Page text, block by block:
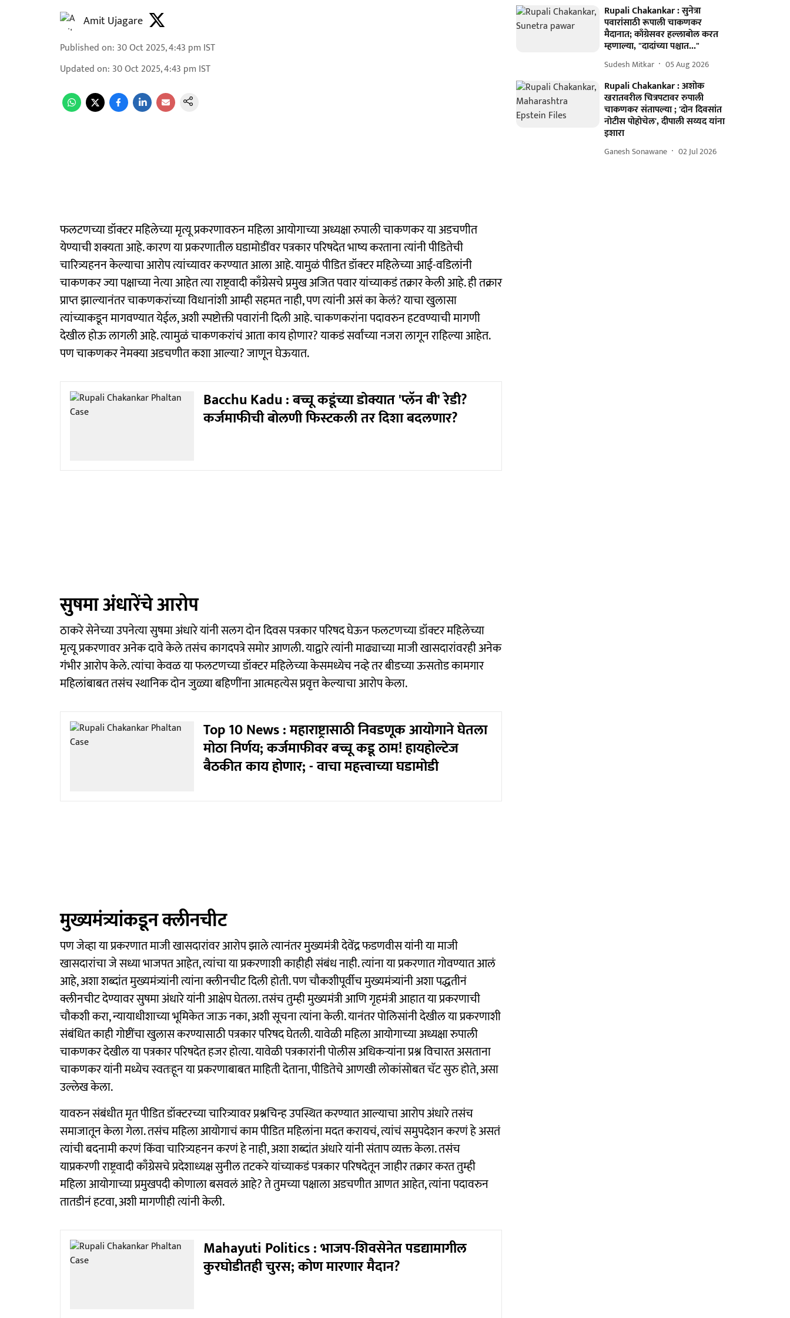
Amit Ujagare
Published on: 30 Oct 2025, 4:43 pm IST
Updated on: 30 Oct 2025, 4:43 pm IST
फलटणच्या डॉक्टर महिलेच्या मृत्यू प्रकरणावरुन महिला आयोगाच्या अध्यक्षा रुपाली चाकणकर या अडचणीत
येण्याची शक्यता आहे. कारण या प्रकरणातील घडामोडींवर पत्रकार परिषदेत भाष्य करताना त्यांनी पीडितेची
चारित्र्यहनन केल्याचा आरोप त्यांच्यावर करण्यात आला आहे. यामुळं पीडित डॉक्टर महिलेच्या आई-वडिलांनी
चाकणकर ज्या पक्षाच्या नेत्या आहेत त्या राष्ट्रवादी काँग्रेसचे प्रमुख अजित पवार यांच्याकडं तक्रार केली आहे. ही तक्रार
प्राप्त झाल्यानंतर चाकणकरांच्या विधानांशी आम्ही सहमत नाही, पण त्यांनी असं का केलं? याचा खुलासा
त्यांच्याकडून मागवण्यात येईल, अशी स्पष्टोक्ती पवारांनी दिली आहे. चाकणकरांना पदावरुन हटवण्याची मागणी
देखील होऊ लागली आहे. त्यामुळं चाकणकरांचं आता काय होणार? याकडं सर्वांच्या नजरा लागून राहिल्या आहेत.
पण चाकणकर नेमक्या अडचणीत कशा आल्या? जाणून घेऊयात.
Bacchu Kadu : बच्चू कडूंच्या डोक्यात 'प्लॅन बी' रेडी?
कर्जमाफीची बोलणी फिस्टकली तर दिशा बदलणार?
सुषमा अंधारेंचे आरोप
ठाकरे सेनेच्या उपनेत्या सुषमा अंधारे यांनी सलग दोन दिवस पत्रकार परिषद घेऊन फलटणच्या डॉक्टर महिलेच्या
मृत्यू प्रकरणावर अनेक दावे केले तसंच कागदपत्रे समोर आणली. याद्वारे त्यांनी माढ्याच्या माजी खासदारांवरही अनेक
गंभीर आरोप केले. त्यांचा केवळ या फलटणच्या डॉक्टर महिलेच्या केसमध्येच नव्हे तर बीडच्या ऊसतोड कामगार
महिलांबाबत तसंच स्थानिक दोन जुळ्या बहिणींना आत्महत्येस प्रवृत्त केल्याचा आरोप केला.
Top 10 News : महाराष्ट्रासाठी निवडणूक आयोगाने घेतला
मोठा निर्णय; कर्जमाफीवर बच्चू कडू ठाम! हायहोल्टेज
बैठकीत काय होणार; - वाचा महत्त्वाच्या घडामोडी
मुख्यमंत्र्यांकडून क्लीनचीट
पण जेव्हा या प्रकरणात माजी खासदारांवर आरोप झाले त्यानंतर मुख्यमंत्री देवेंद्र फडणवीस यांनी या माजी
खासदारांचा जे सध्या भाजपत आहेत, त्यांचा या प्रकरणाशी काहीही संबंध नाही. त्यांना या प्रकरणात गोवण्यात आलं
आहे, अशा शब्दांत मुख्यमंत्र्यांनी त्यांना क्लीनचीट दिली होती. पण चौकशीपूर्वीच मुख्यमंत्र्यांनी अशा पद्धतीनं
क्लीनचीट देण्यावर सुषमा अंधारे यांनी आक्षेप घेतला. तसंच तुम्ही मुख्यमंत्री आणि गृहमंत्री आहात या प्रकरणाची
चौकशी करा, न्यायाधीशाच्या भूमिकेत जाऊ नका, अशी सूचना त्यांना केली. यानंतर पोलिसांनी देखील या प्रकरणाशी
संबंधित काही गोष्टींचा खुलास करण्यासाठी पत्रकार परिषद घेतली. यावेळी महिला आयोगाच्या अध्यक्षा रुपाली
चाकणकर देखील या पत्रकार परिषदेत हजर होत्या. यावेळी पत्रकारांनी पोलीस अधिकऱ्यांना प्रश्न विचारत असताना
चाकणकर यांनी मध्येच स्वतःहून या प्रकरणाबाबत माहिती देताना, पीडितेचे आणखी लोकांसोबत चॅट सुरु होते, असा
उल्लेख केला.
यावरुन संबंधीत मृत पीडित डॉक्टरच्या चारित्र्यावर प्रश्नचिन्ह उपस्थित करण्यात आल्याचा आरोप अंधारे तसंच
समाजातून केला गेला. तसंच महिला आयोगाचं काम पीडित महिलांना मदत करायचं, त्यांचं समुपदेशन करणं हे असतं
त्यांची बदनामी करणं किंवा चारित्र्यहनन करणं हे नाही, अशा शब्दांत अंधारे यांनी संताप व्यक्त केला. तसंच
याप्रकरणी राष्ट्रवादी काँग्रेसचे प्रदेशाध्यक्ष सुनील तटकरे यांच्याकडं पत्रकार परिषदेतून जाहीर तक्रार करत तुम्ही
महिला आयोगाच्या प्रमुखपदी कोणाला बसवलं आहे? ते तुमच्या पक्षाला अडचणीत आणत आहेत, त्यांना पदावरुन
तातडीनं हटवा, अशी मागणीही त्यांनी केली.
Mahayuti Politics : भाजप-शिवसेनेत पडद्यामागील
कुरघोडीतही चुरस; कोण मारणार मैदान?
Rupali Chakankar : सुनेत्रा
पवारांसाठी रूपाली चाकणकर
मैदानात; काँग्रेसवर हल्लाबोल करत
म्हणाल्या, "दादांच्या पश्चात..."
Sudesh Mitkar 05 Aug 2026
Rupali Chakankar : अशोक
खरातवरील चित्रपटावर रुपाली
चाकणकर संतापल्या ; 'दोन दिवसांत
नोटीस पोहोचेल', दीपाली सय्यद यांना
इशारा
Ganesh Sonawane 02 Jul 2026